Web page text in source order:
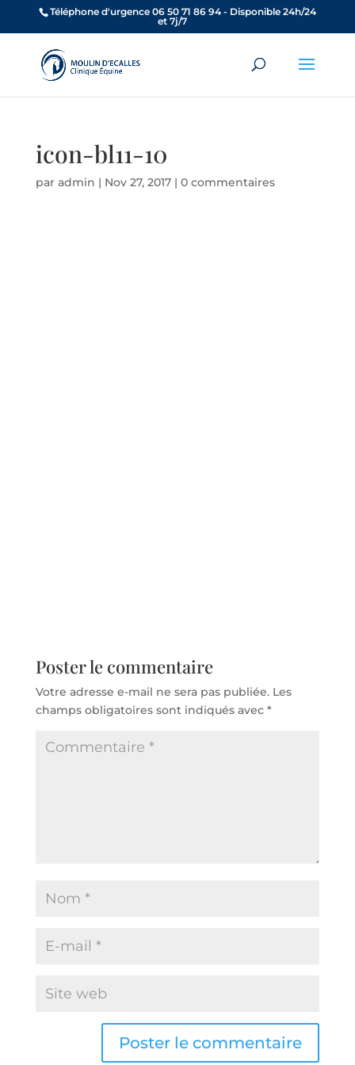
Téléphone d'urgence 06 50 71 86 94 - Disponible 24h/24
et 7j/7
icon-bl11-10
par admin | Nov 27, 2017| 0 commentaires
Poster le commentaire
Votre adresse e-mail ne sera pas publiée. Les
champs obligatoires sont indiqués avec *